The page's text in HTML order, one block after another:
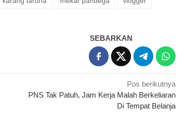
SEBARKAN
Pos berikutnya
PNS Tak Patuh, Jam Kerja Malah Berkeliaran
Di Tempat Belanja